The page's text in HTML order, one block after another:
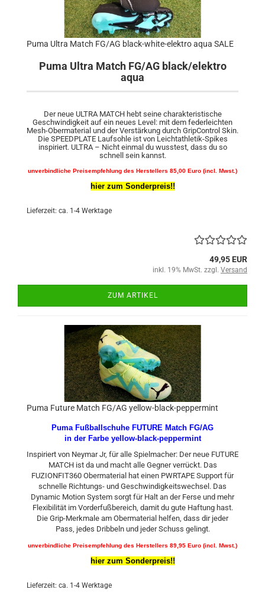
Puma Ultra Match FG/AG black-white-elektro aqua SALE
Puma Ultra Match FG/AG black/elektro
aqua
Der neue ULTRA MATCH hebt seine charakteristische
Geschwindigkeit auf ein neues Level: mit dem federleichten
Mesh-Obermaterial und der Verstärkung durch GripControl Skin.
Die SPEEDPLATE Laufsohle ist von Leichtathletik-Spikes
inspiriert. ULTRA – Nicht einmal du wusstest, dass du so
schnell sein kannst.
unverbindliche Preisempfehlung des Herstellers 85,00 Euro (incl. Mwst.)
hier zum Sonderpreis!!
Lieferzeit: ca. 1-4 Werktage
49,95 EUR
inkl. 19% MwSt. zzgl. Versand
ZUM ARTIKEL
Puma Future Match FG/AG yellow-black-peppermint
Puma Fußballschuhe FUTURE Match FG/AG
in der Farbe yellow-black-peppermint
Inspiriert von Neymar Jr, für alle Spielmacher: Der neue FUTURE
MATCH ist da und macht alle Gegner verrückt. Das
FUZIONFIT360 Obermaterial hat einen PWRTAPE Support für
schnelle Richtungs- und Geschwindigkeitswechsel. Das
Dynamic Motion System sorgt für Halt an der Ferse und mehr
Flexibilität im Vorderfußbereich, damit du gute Haftung hast.
Die Grip-Merkmale am Obermaterial helfen, dass dir jeder
Pass, jedes Dribbeln und jeder Schuss gelingt.
unverbindliche Preisempfehlung des Herstellers 89,95 Euro (incl. Mwst.)
hier zum Sonderpreis!!
Lieferzeit: ca. 1-4 Werktage